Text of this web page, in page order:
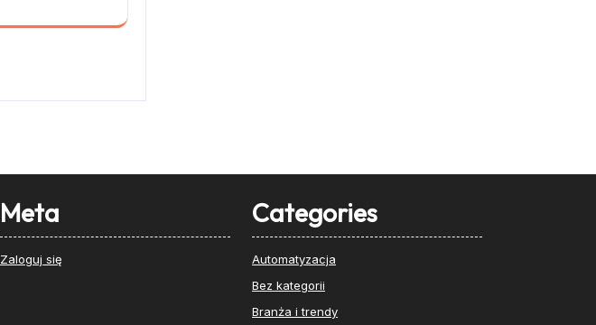
Meta
Zaloguj się
Categories
Automatyzacja
Bez kategorii
Branża i trendy